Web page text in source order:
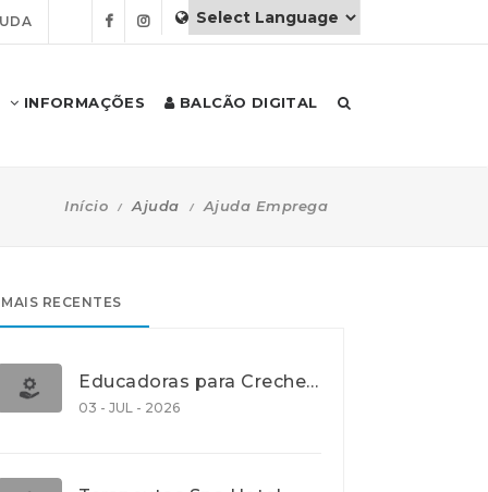
INFORMAÇÕES BALCÃO DIGITAL
Início Ajuda Ajuda Emprega
MAIS RECENTES
Educadoras para Creche e J.I., Lisboa
03 - JUL - 2026